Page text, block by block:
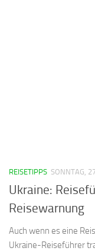
REISETIPPS SONNTAG,
Ukraine:
Reisewarnung
Auch wenn es eine
Ukraine-Reiseführer